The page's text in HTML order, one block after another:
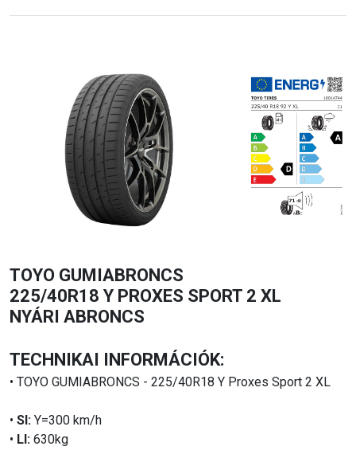
TOYO GUMIABRONCS
225/40R18 Y PROXES SPORT 2 XL
NYÁRI ABRONCS
TECHNIKAI INFORMÁCIÓK:
• TOYO GUMIABRONCS - 225/40R18 Y Proxes Sport 2 XL
• SI: Y=300 km/h
• LI: 630kg